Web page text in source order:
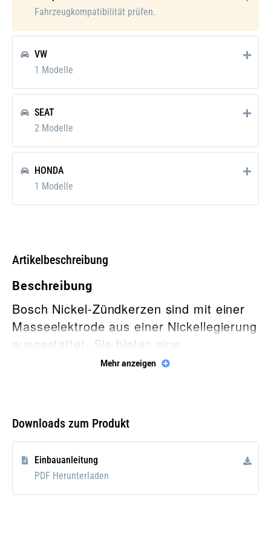
Verpackungsgewicht: 0.048 kg
Fahrzeugkompatibilität prüfen.
VW
1 Modelle
SEAT
2 Modelle
HONDA
1 Modelle
Artikelbeschreibung
Beschreibung
Bosch Nickel-Zündkerzen sind mit einer
Masseelektrode aus einer Nickellegierung
ausgestattet. Sie bieten eine
hervorragende Zündkerzentechnologie
Vorteile
Einfacher Zündkerzenwechsel:
werksseitig voreingestellter
Elektrodenabstand, kein Nachstellen
Mehr anzeigen
Downloads zum Produkt
Einbauanleitung
PDF Herunterladen